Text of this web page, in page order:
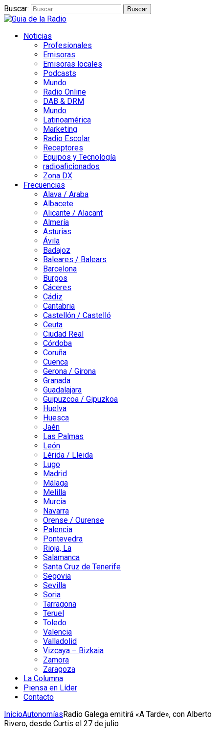
Buscar:
Noticias
Profesionales
Emisoras
Emisoras locales
Podcasts
Mundo
Radio Online
DAB & DRM
Mundo
Latinoamérica
Marketing
Radio Escolar
Receptores
Equipos y Tecnología
radioaficionados
Zona DX
Frecuencias
Alava / Araba
Albacete
Alicante / Alacant
Almería
Asturias
Ávila
Badajoz
Baleares / Balears
Barcelona
Burgos
Cáceres
Cádiz
Cantabria
Castellón / Castelló
Ceuta
Ciudad Real
Córdoba
Coruña
Cuenca
Gerona / Girona
Granada
Guadalajara
Guipuzcoa / Gipuzkoa
Huelva
Huesca
Jaén
Las Palmas
León
Lérida / Lleida
Lugo
Madrid
Málaga
Melilla
Murcia
Navarra
Orense / Ourense
Palencia
Pontevedra
Rioja, La
Salamanca
Santa Cruz de Tenerife
Segovia
Sevilla
Soria
Tarragona
Teruel
Toledo
Valencia
Valladolid
Vizcaya – Bizkaia
Zamora
Zaragoza
La Columna
Piensa en Líder
Contacto
InicioAutonomíasRadio Galega emitirá «A Tarde», con Alberto
Rivero, desde Curtis el 27 de julio